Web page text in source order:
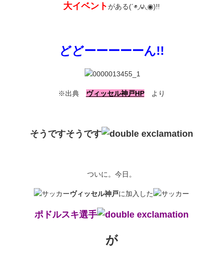
大イベントがある(´◉◞౪◟◉)!!
どどーーーーーん!!
※出典 ヴィッセル神戸HPより
そうですそうです
ついに。今日。
ヴィッセル神戸に加入した
ポドルスキ選手
が